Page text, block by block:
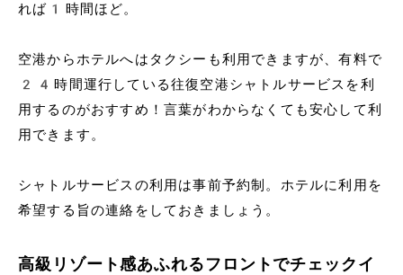
れば1時間ほど。
空港からホテルへはタクシーも利用できますが、有料で
24時間運行している往復空港シャトルサービスを利
用するのがおすすめ！言葉がわからなくても安心して利
用できます。
シャトルサービスの利用は事前予約制。ホテルに利用を
希望する旨の連絡をしておきましょう。
高級リゾート感あふれるフロントでチェックイ